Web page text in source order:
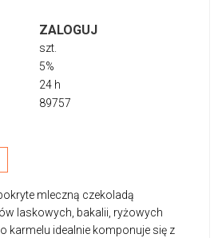
ZALOGUJ
szt.
5%
24 h
89757
mleczną czekoladą
laskowych, bakalii, ryżowych
karmelu idealnie komponuje się z